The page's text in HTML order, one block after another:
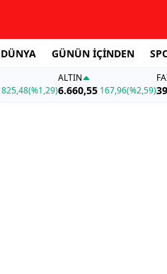
DÜNYA GÜNÜN İÇİNDEN
825,48(%1,29)
ALTIN
6.660,55 167,96(%2,59)